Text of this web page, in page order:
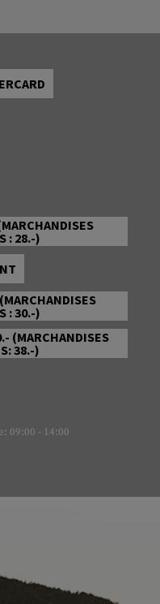
: 28.-)
: 30.-)
(MARCHANDISES
38.-)
09:00 - 14:00